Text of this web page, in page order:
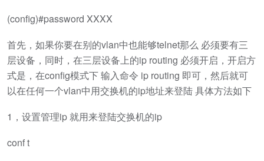
(config)#password XXXX
首先，如果你要在别的vlan中也能够telnet那么 必须要有三
层设备，同时，在三层设备上的ip routing 必须开启，开启方
式是，在config模式下 输入命令 ip routing 即可，然后就可
以在任何一个vlan中用交换机的ip地址来登陆 具体方法如下
1，设置管理ip 就用来登陆交换机的ip
conf t